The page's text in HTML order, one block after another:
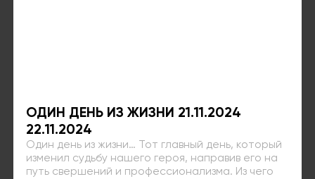
ОДИН ДЕНЬ ИЗ ЖИЗНИ 21.11.2024
22.11.2024
Один день из жизни… Тот главный день, который
изменил судьбу нашего героя, направив его на
путь свершений и профессионализма. Из чего